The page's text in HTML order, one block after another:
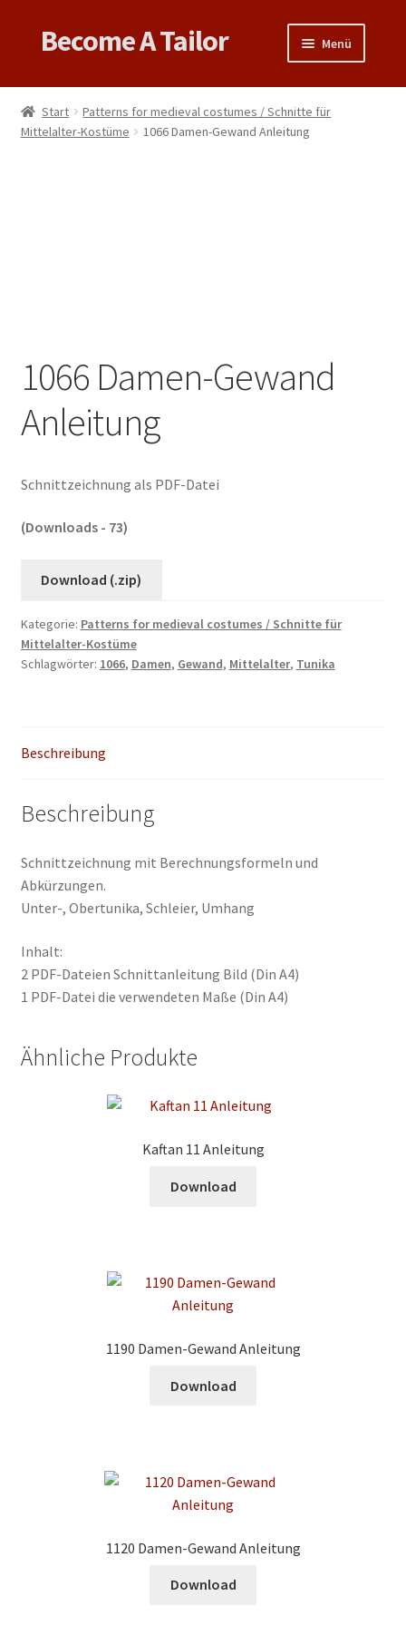
Zur
Navigation
Zum
Inhalt
Become A Tailor Menü
Books
Videos
Start
Patterns for medieval costumes / Schnitte für
Mittelalter-Kostüme
1066 Damen-Gewand Anleitung
1066 Damen-Gewand
Anleitung
Schnittzeichnung als PDF-Datei
(Downloads - 73)
Download (.zip)
Kategorie: Patterns for medieval costumes / Schnitte für
Mittelalter-Kostüme
Schlagwörter: 1066, Damen, Gewand, Mittelalter, Tunika
Beschreibung
Beschreibung
Schnittzeichnung mit Berechnungsformeln und
Abkürzungen.
Unter-, Obertunika, Schleier, Umhang
Inhalt:
2 PDF-Dateien Schnittanleitung Bild (Din A4)
1 PDF-Datei die verwendeten Maße (Din A4)
Ähnliche Produkte
Kaftan 11 Anleitung
Download
1190 Damen-Gewand Anleitung
Download
1120 Damen-Gewand Anleitung
Download